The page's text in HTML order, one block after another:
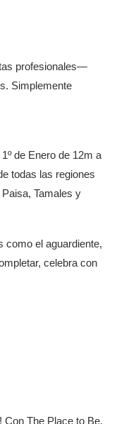
profesionales—
Simplemente
de Enero de 12m a
todas las regiones
Tamales y
como el aguardiente,
celebra con
Con The Place to Be,